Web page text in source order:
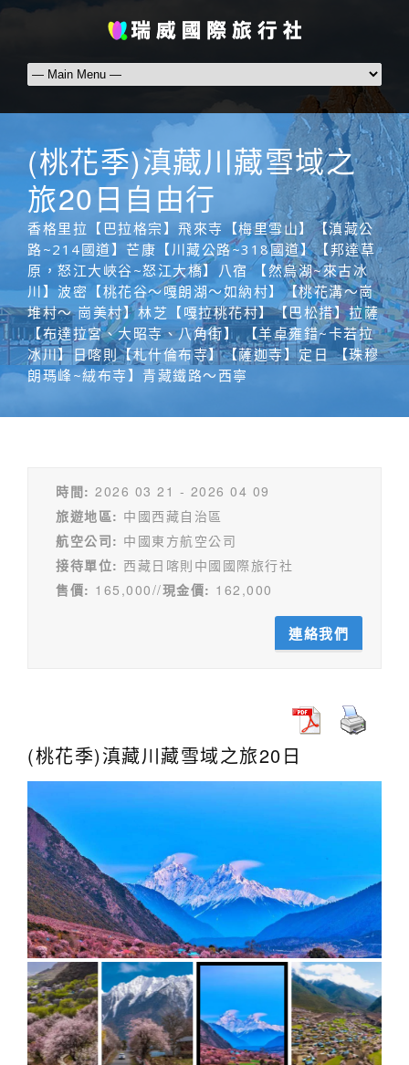
(桃花季)滇藏川藏雪域之
旅20日自由行
香格里拉【巴拉格宗】飛來寺【梅里雪山】【滇藏公
路~214國道】芒康【川藏公路~318國道】【邦達草
原，怒江大峽谷~怒江大橋】八宿 【然烏湖~來古冰
川】波密【桃花谷～嘎朗湖～如納村】【桃花溝～崗
堆村～ 崗美村】林芝【嘎拉桃花村】【巴松措】拉薩
【布達拉宮、大昭寺、八角街】 【羊卓雍錯~卡若拉
冰川】日喀則【札什倫布寺】【薩迦寺】定日 【珠穆
朗瑪峰~絨布寺】青藏鐵路～西寧
時間: 2026 03 21 - 2026 04 09
旅遊地區: 中國西藏自治區
航空公司: 中國東方航空公司
接待單位: 西藏日喀則中國國際旅行社
售價: 165,000//現金價: 162,000
連絡我們
(桃花季)滇藏川藏雪域之旅20日